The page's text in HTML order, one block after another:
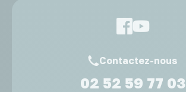
Contactez-nous
02 52 59 77 03